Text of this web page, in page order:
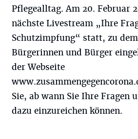
Pflegealltag. Am 20. Februar
nächste Livestream „Ihre
Schutzimpfung“ statt, zu
Bürgerinnen und Bürger
der Webseite
Sie, ab wann Sie Ihre Fragen
dazu einzureichen können.